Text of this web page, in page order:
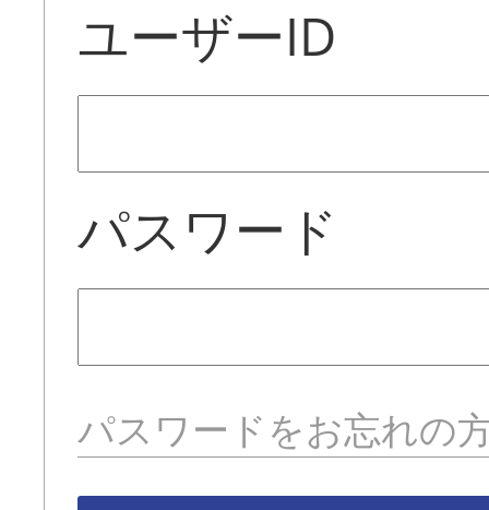
ユーザーID
パスワード
パスワードをお忘れの